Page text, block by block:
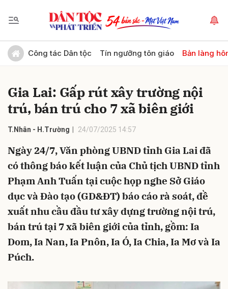
Công tác Dân tộc Tín ngưỡng tôn giáo Bản làng
Gia Lai: Gấp rút xây trường nội
trú, bán trú cho 7 xã biên giới
T.Nhân - H.Trường 24/07/2025 14:57
Ngày 24/7, Văn phòng UBND tỉnh Gia Lai đã
có thông báo kết luận của Chủ tịch UBND tỉnh
Phạm Anh Tuấn tại cuộc họp nghe Sở Giáo
dục và Đào tạo (GD&ĐT) báo cáo rà soát, đề
xuất nhu cầu đầu tư xây dựng trường nội trú,
bán trú tại 7 xã biên giới của tỉnh, gồm: Ia
Dom, Ia Nan, Ia Pnôn, Ia Ó, Ia Chia, Ia Mơ và Ia
Púch.
Gửi bình luận
Hủy Gửi